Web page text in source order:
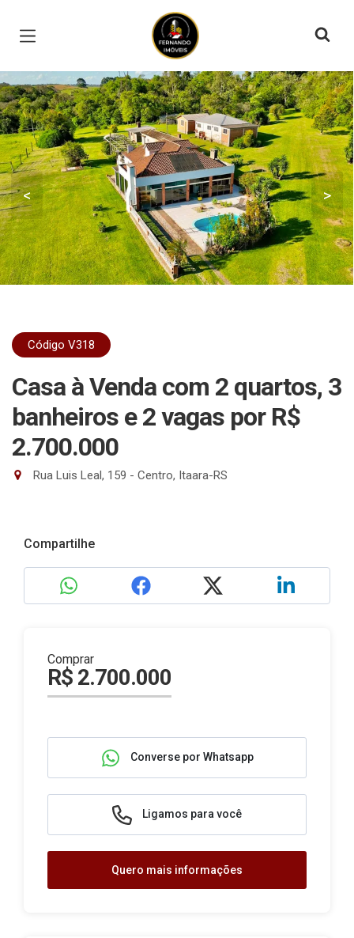
Página inicial
< >
Código V318
Casa à Venda com 2 quartos, 3
banheiros e 2 vagas por R$
2.700.000
Rua Luis Leal, 159 - Centro, Itaara-RS
Compartilhe
Comprar
R$ 2.700.000
Converse por Whatsapp
Ligamos para você
Quero mais informações